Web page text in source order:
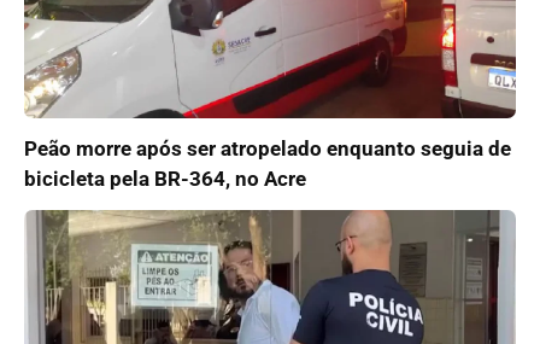
Peão morre após ser atropelado enquanto seguia de
bicicleta pela BR-364, no Acre